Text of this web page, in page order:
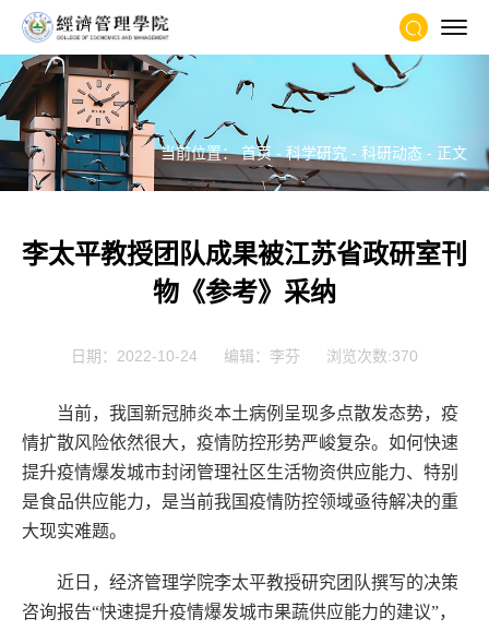
当前位置：首页- 科学研究 - 科研动态 - 正文
李太平教授团队成果被江苏省政研室刊
物《参考》采纳
日期：2022-10-24 编辑：李芬 浏览次数:370
当前，我国新冠肺炎本土病例呈现多点散发态势，疫
情扩散风险依然很大，疫情防控形势严峻复杂。如何快速
提升疫情爆发城市封闭管理社区生活物资供应能力、特别
是食品供应能力，是当前我国疫情防控领域亟待解决的重
大现实难题。
近日，经济管理学院李太平教授研究团队撰写的决策
咨询报告“快速提升疫情爆发城市果蔬供应能力的建议”，